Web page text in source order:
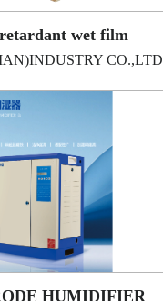
wet film
CO.,LTD
HUMIDIFIER